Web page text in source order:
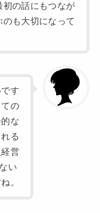
初の話にもつなが
のも大切になって
す
の
な
る
営
い
。